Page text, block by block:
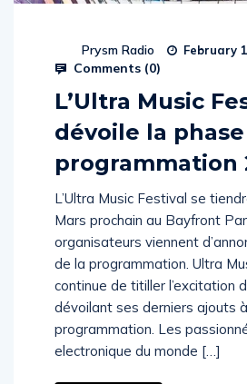
Prysm Radio February
Comments (0)
L’Ultra Music
dévoile la
programmation
L’Ultra Music Festival se
Mars prochain au Bayfront
organisateurs viennent
de la programmation. Ultra
continue de titiller l’excitation
dévoilant ses derniers ajouts
programmation. Les
electronique du monde […]